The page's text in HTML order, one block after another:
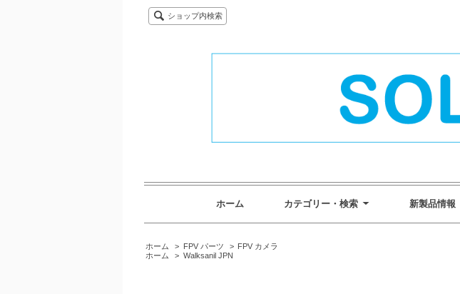
ショップ内検索
ホーム カテゴリー・検索 新製品情報
ホーム > FPV パーツ > FPV カメラ
ホーム
> Walksanil JPN